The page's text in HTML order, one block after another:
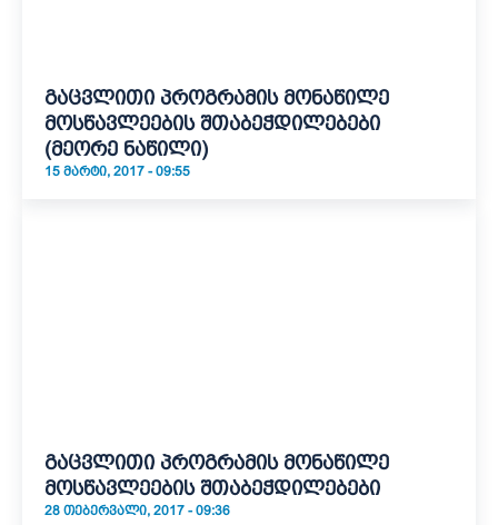
გაცვლითი პროგრამის მონაწილე
მოსწავლეების შთაბეჭდილებები
(მეორე ნაწილი)
15 ᲛᲐᲠᲢᲘ, 2017 - 09:55
გაცვლითი პროგრამის მონაწილე
მოსწავლეების შთაბეჭდილებები
28 ᲗᲔᲑᲔᲠᲕᲐᲚᲘ, 2017 - 09:36